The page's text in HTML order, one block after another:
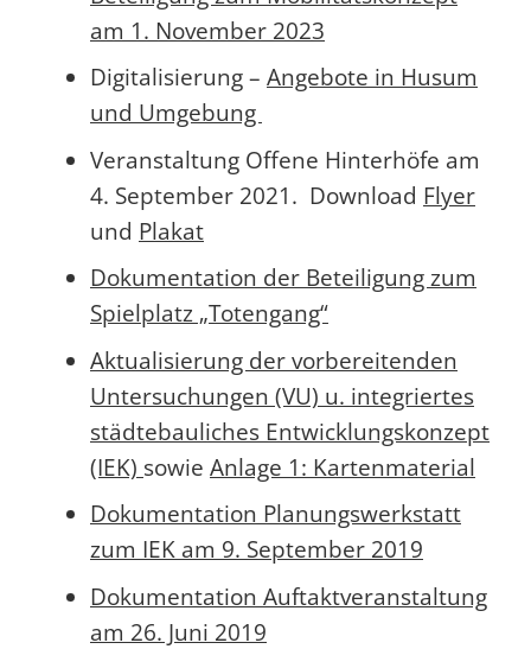
am 1. November 2023
Digitalisierung – Angebote in Husum
und Umgebung
Veranstaltung Offene Hinterhöfe am
4. September 2021. Download Flyer
und Plakat
Dokumentation der Beteiligung zum
Spielplatz „Totengang“
Aktualisierung der vorbereitenden
Untersuchungen (VU) u. integriertes
städtebauliches Entwicklungskonzept
(IEK) sowie Anlage 1: Kartenmaterial
Dokumentation Planungswerkstatt
zum IEK am 9. September 2019
Dokumentation Auftaktveranstaltung
am 26. Juni 2019